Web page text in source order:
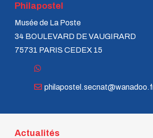
Philapostel
Musée de La Poste
34 BOULEVARD DE VAUGIRARD
75731 PARIS CEDEX 15
Actualités